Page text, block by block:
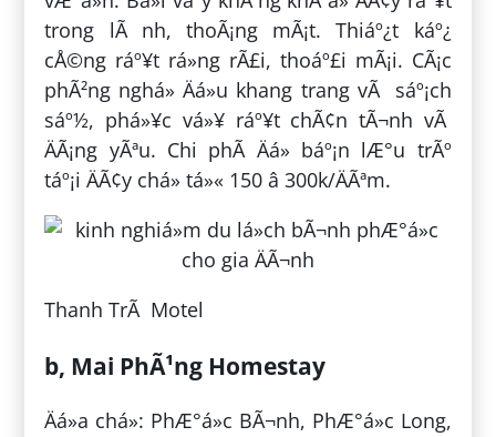
trong lÃ nh, thoÃ¡ng mÃ¡t. Thiáº¿t káº¿
cÅ©ng ráº¥t rá»ng rÃ£i, thoáº£i mÃ¡i. CÃ¡c
phÃ²ng nghá» Äá»u khang trang vÃ sáº¡ch
sáº½, phá»¥c vá»¥ ráº¥t chÃ¢n tÃ¬nh vÃ
ÄÃ¡ng yÃªu. Chi phÃ­ Äá» báº¡n lÆ°u trÃº
táº¡i ÄÃ¢y chá» tá»« 150 â 300k/ÄÃªm.
Thanh TrÃ Motel
b, Mai PhÃ¹ng Homestay
Äá»a chá»: PhÆ°á»c BÃ¬nh, PhÆ°á»c Long,